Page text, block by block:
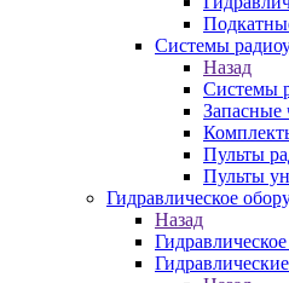
Системы
Назад
Системы
Запасные
Пульты
Пульты
Гидравлическое
Назад